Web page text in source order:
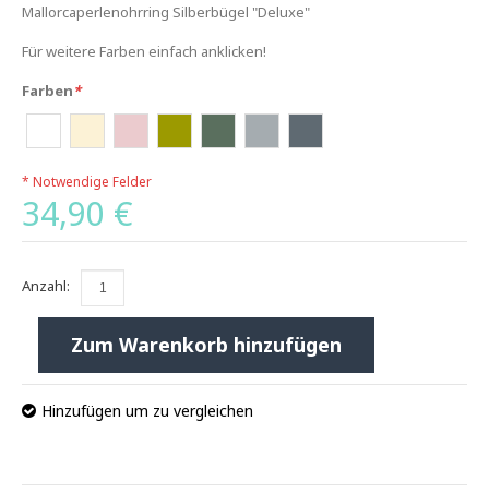
Mallorcaperlenohrring Silberbügel "Deluxe"
Für weitere Farben einfach anklicken!
*
Farben
* Notwendige Felder
34,90 €
Anzahl:
Zum Warenkorb hinzufügen
Hinzufügen um zu vergleichen